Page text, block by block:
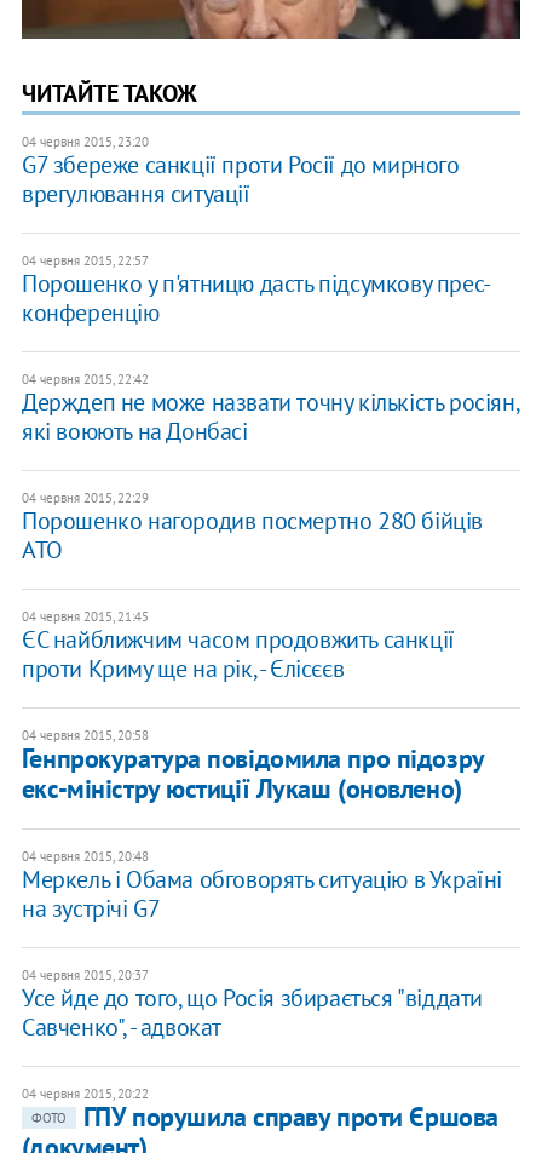
ЧИТАЙТЕ ТАКОЖ
04 червня 2015, 23:20
G7 збереже санкції проти Росії до мирного
врегулювання ситуації
04 червня 2015, 22:57
Порошенко у п'ятницю дасть підсумкову прес-
конференцію
04 червня 2015, 22:42
Держдеп не може назвати точну кількість росіян,
які воюють на Донбасі
04 червня 2015, 22:29
Порошенко нагородив посмертно 280 бійців
АТО
04 червня 2015, 21:45
ЄС найближчим часом продовжить санкції
проти Криму ще на рік, - Єлісєєв
04 червня 2015, 20:58
Генпрокуратура повідомила про підозру
екс-міністру юстиції Лукаш (оновлено)
04 червня 2015, 20:48
Меркель і Обама обговорять ситуацію в Україні
на зустрічі G7
04 червня 2015, 20:37
Усе йде до того, що Росія збирається "віддати
Савченко", - адвокат
04 червня 2015, 20:22
ФОТО
ГПУ порушила справу проти Єршова